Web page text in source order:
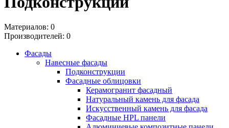
Материалов: 0
Производителей: 0
Фасады
Навесные фасады
Подконструкции
Фасадные облицовки
Керамогранит фасадный
Натуральный камень для фасада
Искусственный камень для фасада
Фасадные HPL панели